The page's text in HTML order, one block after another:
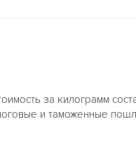
за килограмм
и таможенные